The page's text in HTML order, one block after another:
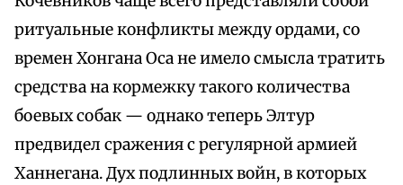
ритуальные конфликты между ордами, со
времен Хонгана Оса не имело смысла тратить
средства на кормежку такого количества
боевых собак — однако теперь Элтур
предвидел сражения с регулярной армией
Ханнегана. Дух подлинных войн, в которых